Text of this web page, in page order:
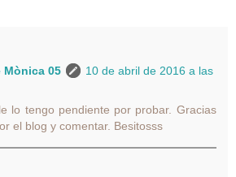
Mònica 05
10 de abril de 2016 a las
lo tengo pendiente por probar. Gracias
el blog y comentar. Besitosss